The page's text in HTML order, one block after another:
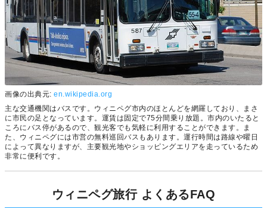
画像の出典元: en.wikipedia.org
主な交通機関はバスです。ウィニペグ市内のほとんどを網羅しており、まさ
に市民の足となっています。運賃は固定で75分間乗り放題。市内のいたると
ころにバス停があるので、観光客でも気軽に利用することができます。ま
た、ウィニペグには市営の無料巡回バスもあります。運行時間は路線や曜日
によって異なりますが、主要観光地やショッピングエリアを走っているため
非常に便利です。
ウィニペグ旅行 よくあるFAQ